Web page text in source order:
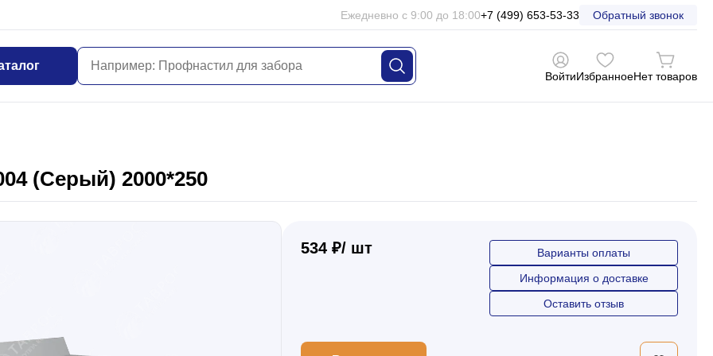
Ежедневно с 9:00 до 18:00+7 (499) 653-53-33 Обратный звонок
ВойтиИзбранноеНет товаров
(Серый) 2000*250
534 ₽/ шт
Варианты оплаты
Информация о доставке
Оставить отзыв